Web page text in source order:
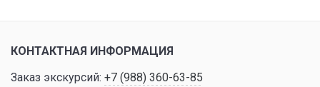
КОНТАКТНАЯ ИНФОРМАЦИЯ
Заказ экскурсий: +7 (988) 360-63-85